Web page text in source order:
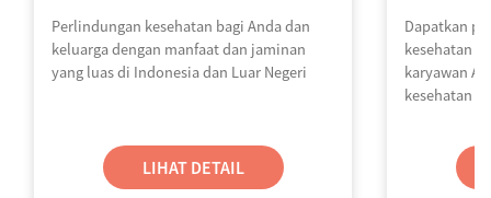
Perlindungan kesehatan bagi Anda dan
keluarga dengan manfaat dan jaminan
yang luas di Indonesia dan Luar Negeri
LIHAT DETAIL
Dapatkan
kesehatan
karyawan
kesehatan